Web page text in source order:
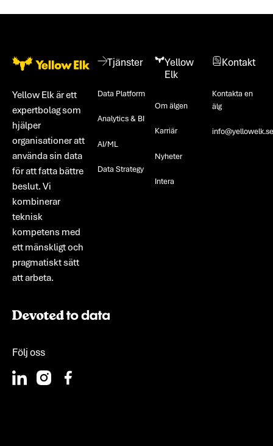
Footer
Yellow Elk är ett
expertbolag som
hjälper
organisationer att
använda sin data
för att fatta bättre
beslut. Vi
kombinerar
teknisk
kompetens med
ett mänskligt och
pragmatiskt sätt
att arbeta.
Följ oss
Tjänster
Data Platform
Analytics & BI
AI/ML
Data Strategy
Yellow
Elk
Om älgen
Karriär
Nyheter
Intera
Kontakt
Kontakta en
älg
info@yellowelk.se